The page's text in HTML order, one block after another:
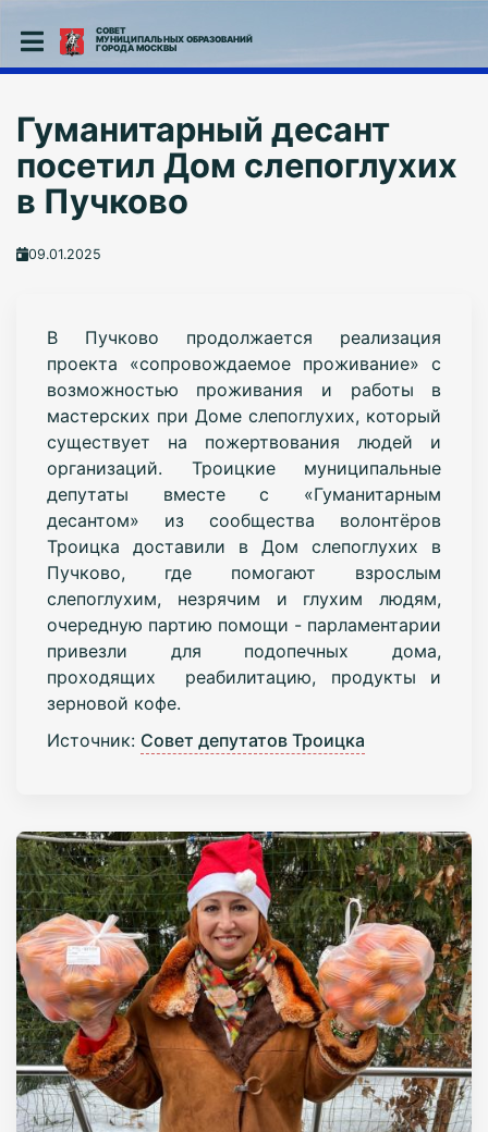
СОВЕТ
МУНИЦИПАЛЬНЫХ ОБРАЗОВАНИЙ
ГОРОДА МОСКВЫ
Гуманитарный десант
посетил Дом слепоглухих
в Пучково
09.01.2025
В Пучково продолжается реализация
проекта «сопровождаемое проживание» с
возможностью проживания и работы в
мастерских при Доме слепоглухих, который
существует на пожертвования людей и
организаций. Троицкие муниципальные
депутаты вместе с «Гуманитарным
десантом» из сообщества волонтёров
Троицка доставили в Дом слепоглухих в
Пучково, где помогают взрослым
слепоглухим, незрячим и глухим людям,
очередную партию помощи - парламентарии
привезли для подопечных дома,
проходящих реабилитацию, продукты и
зерновой кофе.
Источник: Совет депутатов Троицка